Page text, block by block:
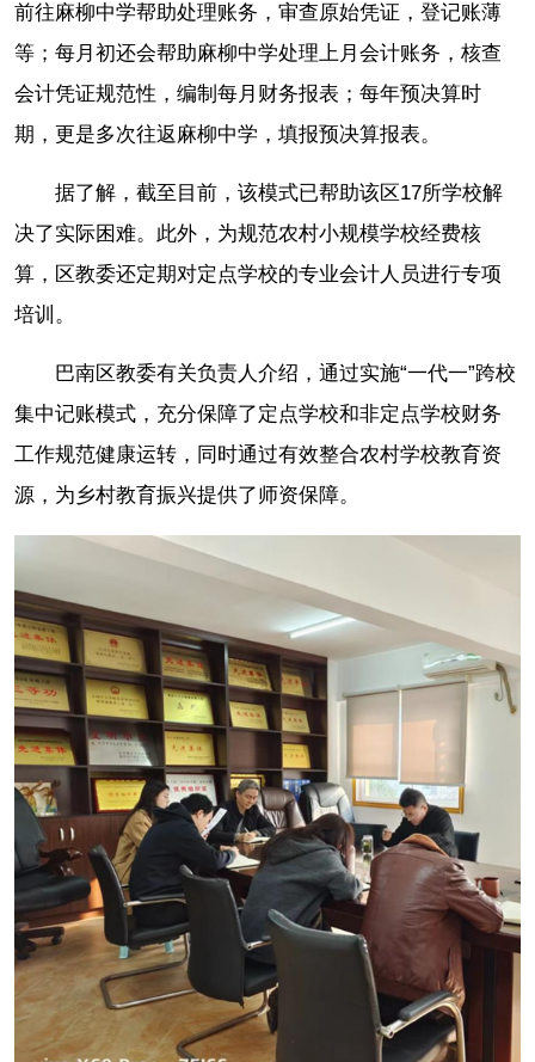
前往麻柳中学帮助处理账务，审查原始凭证，登记账薄
等；每月初还会帮助麻柳中学处理上月会计账务，核查
会计凭证规范性，编制每月财务报表；每年预决算时
期，更是多次往返麻柳中学，填报预决算报表。
据了解，截至目前，该模式已帮助该区17所学校解
决了实际困难。此外，为规范农村小规模学校经费核
算，区教委还定期对定点学校的专业会计人员进行专项
培训。
巴南区教委有关负责人介绍，通过实施“一代一”跨校
集中记账模式，充分保障了定点学校和非定点学校财务
工作规范健康运转，同时通过有效整合农村学校教育资
源，为乡村教育振兴提供了师资保障。